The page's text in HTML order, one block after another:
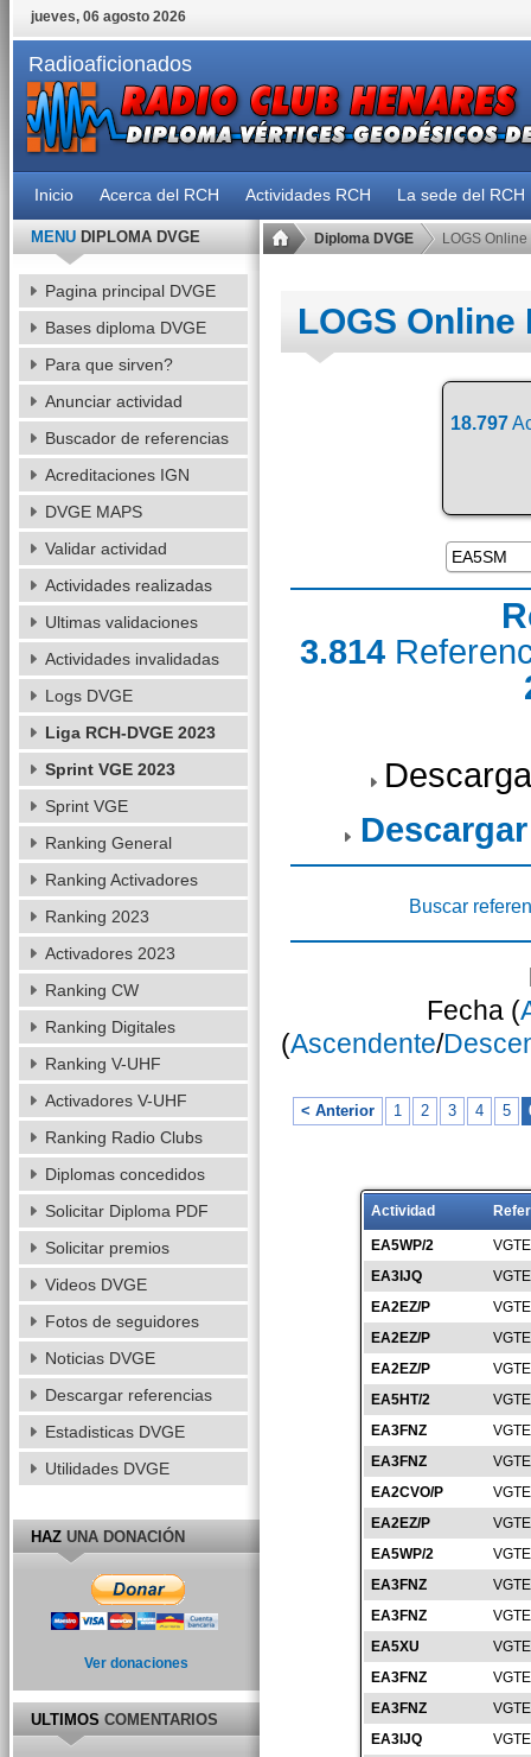
jueves, 06 agosto 2026
Radioaficionados
Inicio Acerca del RCH Actividades RCH La sede del RCH
Diploma DVGE LOGS Online
LOGS Online
18.797
3.814
Buscar
Fecha (
(Ascendente/
< Anterior 1 2 3 4 5
Actividad
EA5WP/2
EA3IJQ
EA2EZ/P
EA2EZ/P
EA2EZ/P
EA5HT/2
EA3FNZ
EA3FNZ
EA2CVO/P
EA2EZ/P
EA5WP/2
EA3FNZ
EA3FNZ
EA5XU
EA3FNZ
EA3FNZ
EA3IJQ
MENUDIPLOMA DVGE
Pagina principal DVGE
Bases diploma DVGE
Para que sirven?
Anunciar actividad
Buscador de referencias
Acreditaciones IGN
DVGE MAPS
Validar actividad
Actividades realizadas
Ultimas validaciones
Actividades invalidadas
Logs DVGE
Liga RCH-DVGE 2023
Sprint VGE 2023
Sprint VGE
Ranking General
Ranking Activadores
Ranking 2023
Activadores 2023
Ranking CW
Ranking Digitales
Ranking V-UHF
Activadores V-UHF
Ranking Radio Clubs
Diplomas concedidos
Solicitar Diploma PDF
Solicitar premios
Videos DVGE
Fotos de seguidores
Noticias DVGE
Descargar referencias
Estadisticas DVGE
Utilidades DVGE
HAZUNA DONACIÓN
Ver donaciones
ULTIMOSCOMENTARIOS